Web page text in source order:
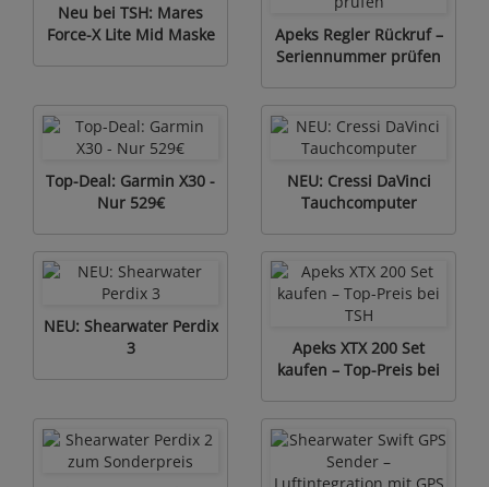
Neu bei TSH: Mares
Force-X Lite Mid Maske
Apeks Regler Rückruf –
Seriennummer prüfen
Top-Deal: Garmin X30 -
Nur 529€
NEU: Cressi DaVinci
Tauchcomputer
NEU: Shearwater Perdix
3
Apeks XTX 200 Set
kaufen – Top-Preis bei